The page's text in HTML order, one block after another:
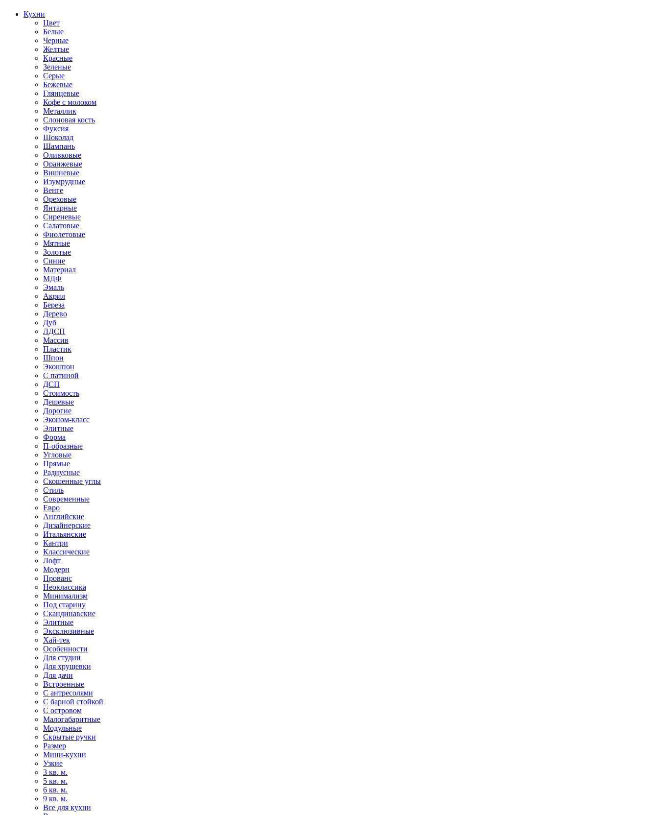
Кухни
Цвет
Белые
Черные
Желтые
Красные
Зеленые
Серые
Бежевые
Глянцевые
Кофе с молоком
Металлик
Слоновая кость
Фуксия
Шоколад
Шампань
Оливковые
Оранжевые
Вишневые
Изумрудные
Венге
Ореховые
Янтарные
Сиреневые
Салатовые
Фиолетовые
Мятные
Золотые
Синие
Материал
МДФ
Эмаль
Акрил
Береза
Дерево
Дуб
ЛДСП
Массив
Пластик
Шпон
Экошпон
С патиной
ДСП
Стоимость
Дешевые
Дорогие
Эконом-класс
Элитные
Форма
П-образные
Угловые
Прямые
Радиусные
Скошенные углы
Стиль
Современные
Евро
Английские
Дизайнерские
Итальянские
Кантри
Классические
Лофт
Модерн
Прованс
Неоклассика
Минимализм
Под старину
Скандинавские
Элитные
Эксклюзивные
Хай-тек
Особенности
Для студии
Для хрущевки
Для дачи
Встроенные
С антресолями
С барной стойкой
С островом
Малогабаритные
Модульные
Скрытые ручки
Размер
Мини-кухни
Узкие
3 кв. м.
5 кв. м.
6 кв. м.
9 кв. м.
Все для кухни